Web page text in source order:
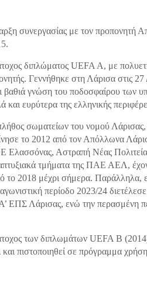
συνεργασίας με τον προπονητή
διπλώματος UEFA A, με
Γεννήθηκε στη Λάρισα στις 27
βαθιά γνώση του ποδοσφαίρου των
ευρύτερα της ελληνικής
σωματείων του νομού
το 2012 από τον Απόλλωνα
Αστραπή Νέας Πολιτείας
τμήματα της ΠΑΕ ΑΕΛ,
2018 μέχρι σήμερα. Παράλληλα,
περίοδο 2023/24
ΕΠΣ Λάρισας, ενώ την περασμένη
των διπλωμάτων UEFA B
πιστοποιηθεί σε πρόγραμμα